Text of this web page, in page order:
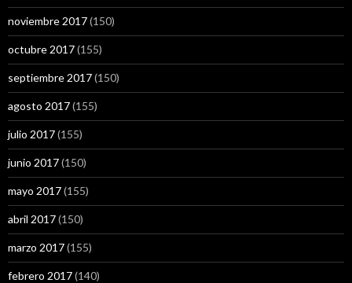
noviembre 2017(150)
octubre 2017(155)
septiembre 2017(150)
agosto 2017(155)
julio 2017(155)
junio 2017(150)
mayo 2017(155)
abril 2017(150)
marzo 2017(155)
febrero 2017(140)